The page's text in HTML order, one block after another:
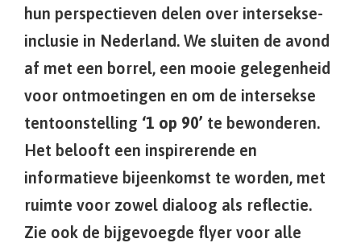
hun perspectieven delen over intersekse-
inclusie in Nederland. We sluiten de avond
af met een borrel, een mooie gelegenheid
voor ontmoetingen en om de intersekse
tentoonstelling ‘1 op 90’ te bewonderen.
Het belooft een inspirerende en
informatieve bijeenkomst te worden, met
ruimte voor zowel dialoog als reflectie.
Zie ook de bijgevoegde flyer voor alle